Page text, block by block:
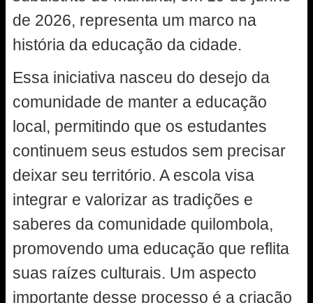
de 2026, representa um marco na
história da educação da cidade.
Essa iniciativa nasceu do desejo da
comunidade de manter a educação
local, permitindo que os estudantes
continuem seus estudos sem precisar
deixar seu território. A escola visa
integrar e valorizar as tradições e
saberes da comunidade quilombola,
promovendo uma educação que reflita
suas raízes culturais. Um aspecto
importante desse processo é a criação